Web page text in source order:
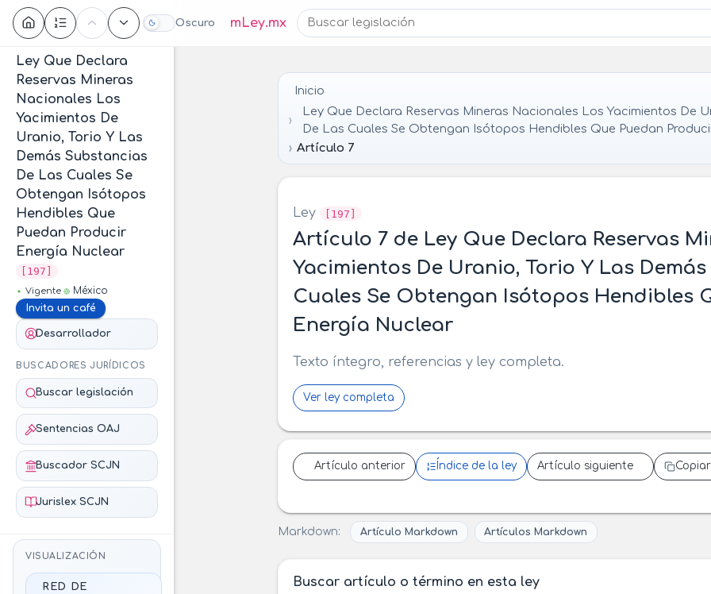
Oscuro mLey.mx
Contenido
Ley Que Declara
Reservas Mineras
Nacionales Los
Yacimientos De
Uranio, Torio Y Las
Demás Substancias
De Las Cuales Se
Obtengan Isótopos
Hendibles Que
Puedan Producir
Energía Nuclear
[197]
Vigente
México
Invita un café
Desarrollador
BUSCADORES JURÍDICOS
Buscar legislación
Sentencias OAJ
Buscador SCJN
Jurislex SCJN
VISUALIZACIÓN
RED DE
Inicio
Ley Que Declara Reservas Mineras Nacionales Los Yacimientos De
De Las Cuales Se Obtengan Isótopos Hendibles Que Puedan
Artículo 7
Ley [197]
Artículo 7 de Ley Que Declara Reservas
Yacimientos De Uranio, Torio Y Las
Cuales Se Obtengan Isótopos Hendibles
Energía Nuclear
Texto íntegro, referencias y ley completa.
Ver ley completa
Artículo anterior Índice de la ley Artículo siguiente
Markdown: Artículo Markdown Artículos Markdown
Buscar artículo o término en esta ley